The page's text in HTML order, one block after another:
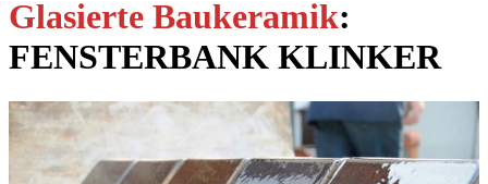
Glasierte Baukeramik:
FENSTERBANK KLINKER